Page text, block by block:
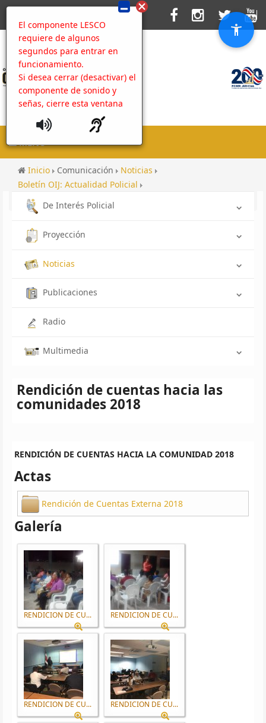
El componente LESCO
requiere de algunos
segundos para entrar en
funcionamiento.
Si desea cerrar (desactivar) el
componente de sonido y
señas, cierre esta ventana
MENU
Inicio Comunicación
Noticias
Boletín OIJ: Actualidad Policial
Rendición de cuentas hacia las comunidades 2018
De Interés Policial
Proyección
Noticias
Publicaciones
Radio
Multimedia
Rendición de cuentas hacia las
comunidades 2018
RENDICIÓN DE CUENTAS HACIA LA COMUNIDAD 2018
Actas
Rendición de Cuentas Externa 2018
Galería
RENDICION DE CU... RENDICION DE CU...
RENDICION DE CU... RENDICION DE CU...